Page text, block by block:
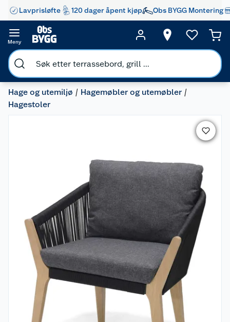
Lavprisløfte 120 dager åpent kjøp Obs BYGG Montering
Meny
Hage og utemiljø
Hagemøbler og utemøbler
Hagestoler